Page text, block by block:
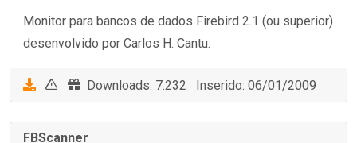
Monitor para bancos de dados Firebird 2.1 (ou superior)
desenvolvido por Carlos H. Cantu.
Downloads: 7.232 Inserido: 06/01/2009
FBScanner